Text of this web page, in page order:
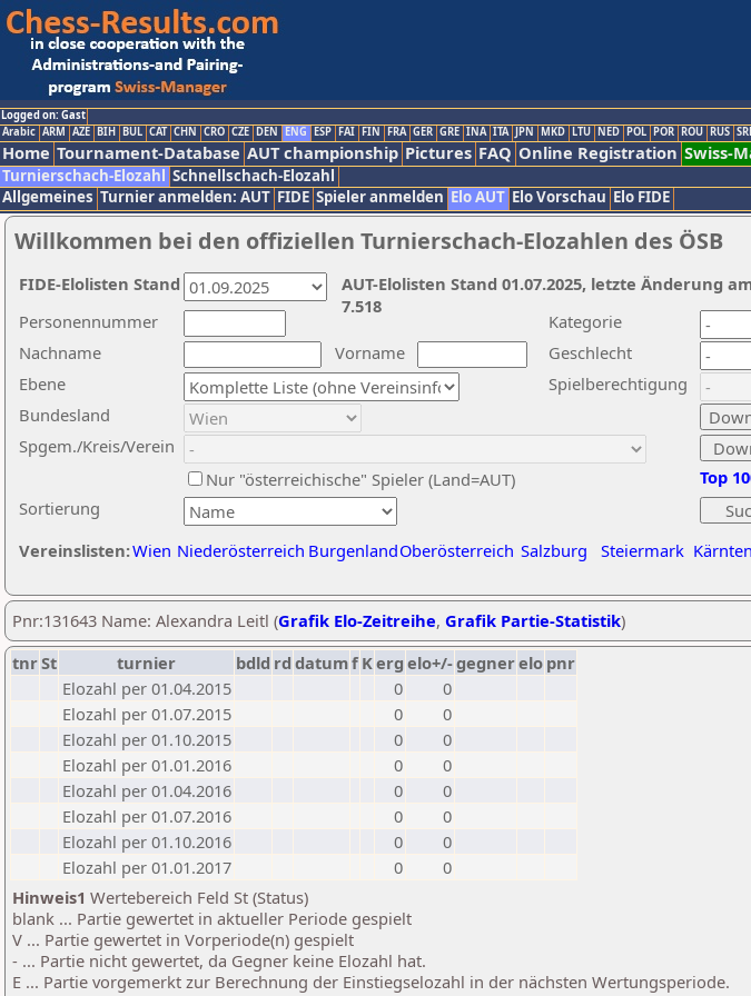
Logged on: Gast
Arabic ARM AZE BIH BUL CAT CHN CRO CZE DEN ENG ESP FAI FIN FRA GER GRE INA ITA JPN MKD LTU NED POL POR ROU RUS
Home Tournament-Database AUT championship Pictures FAQ Online Registration Swiss-
Turnierschach-Elozahl Schnellschach-Elozahl
Allgemeines Turnier anmelden: AUT FIDE Spieler anmelden Elo AUT Elo Vorschau Elo FIDE
Willkommen bei den offiziellen Turnierschach-Elozahlen des ÖSB
Nachname
Vorname
Ebene
Kategorie
Sortierung
Personennummer
Bundesland
Spgem./Kreis/Verein
Geschlecht
Nur "österreichische" Spieler (Land=AUT)
Spielberechtigung
Vereinslisten:Wien Niederösterreich BurgenlandOberösterreich Salzburg Steiermark Kärnten
Top
AUT-Elolisten Stand 01.07.2025, letzte Änderung
7.518
FIDE-Elolisten Stand
Pnr:131643 Name: Alexandra Leitl (Grafik Elo-Zeitreihe, Grafik Partie-Statistik)
tnrSt turnier bdld rd datumf Kerg elo+/-gegnerelo pnr
Elozahl per 01.04.2015
0
0
Elozahl per 01.07.2015
0
0
Elozahl per 01.10.2015
0
0
Elozahl per 01.01.2016
0
0
Elozahl per 01.04.2016
0
0
Elozahl per 01.07.2016
0
0
Elozahl per 01.10.2016
0
0
Elozahl per 01.01.2017
0
0
Hinweis1 Wertebereich Feld St (Status)
blank ... Partie gewertet in aktueller Periode gespielt
V ... Partie gewertet in Vorperiode(n) gespielt
- ... Partie nicht gewertet, da Gegner keine Elozahl hat.
E ... Partie vorgemerkt zur Berechnung der Einstiegselozahl in der nächsten Wertungsperiode.